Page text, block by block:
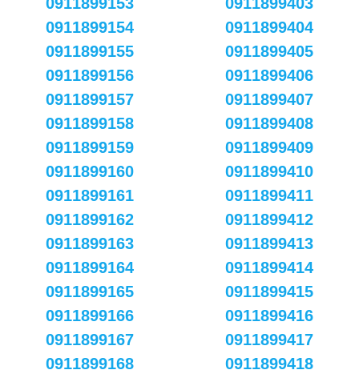
0911899154
0911899155
0911899156
0911899157
0911899158
0911899159
0911899160
0911899161
0911899162
0911899163
0911899164
0911899165
0911899166
0911899167
0911899168
0911899404
0911899405
0911899406
0911899407
0911899408
0911899409
0911899410
0911899411
0911899412
0911899413
0911899414
0911899415
0911899416
0911899417
0911899418